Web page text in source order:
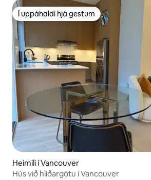
Í uppáhaldi hjá gestum
Í uppáhaldi hjá gestum
Heimili í Vancouver
Hús við hliðargötu í Vancouver